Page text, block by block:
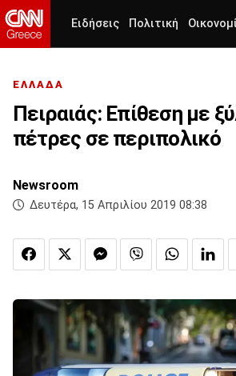
Ειδήσεις Πολιτική
ΕΛΛΑΔΑ
Πειραιάς: Επίθεση με
πέτρες σε περιπολικό
Newsroom
Δευτέρα, 15 Απριλίου 2019 08:38